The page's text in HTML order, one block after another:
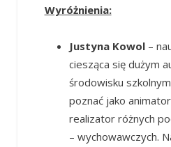
Wyróżnienia:
Justyna Kowol –
ciesząca się dużym
środowisku
poznać jako
realizator różnych
– wychowawczych.